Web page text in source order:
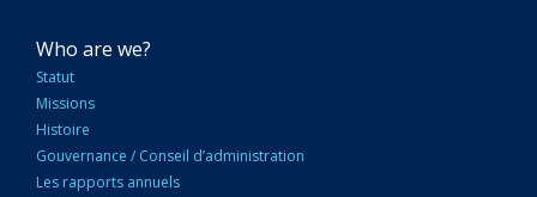
NAVIGATION
PRINCIPALE
Who are we?
Statut
Missions
Histoire
Gouvernance / Conseil d’administration
Les rapports annuels